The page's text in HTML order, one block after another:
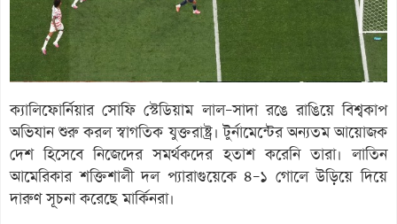
ক্যালিফোর্নিয়ার সোফি স্টেডিয়াম লাল–সাদা রঙে রাঙিয়ে বিশ্বকাপ
অভিযান শুরু করল স্বাগতিক যুক্তরাষ্ট্র। টুর্নামেন্টের অন্যতম আয়োজক
দেশ হিসেবে নিজেদের সমর্থকদের হতাশ করেনি তারা। লাতিন
আমেরিকার শক্তিশালী দল প্যারাগুয়েকে ৪–১ গোলে উড়িয়ে দিয়ে
দারুণ সূচনা করেছে মার্কিনরা।